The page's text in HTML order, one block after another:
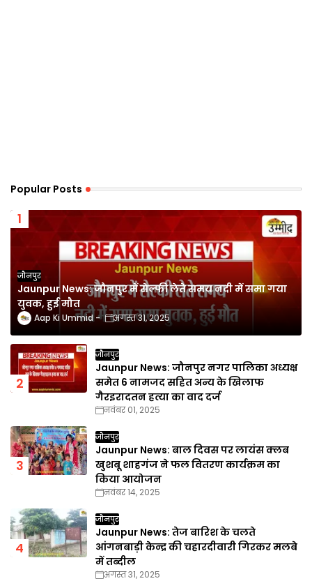
Popular Posts
जौनपुर
Jaunpur News: जौनपुर में सेल्फी लेते समय नदी में समा गया
युवक, हुई मौत
Aap Ki Ummid अगस्त 31, 2025
जौनपुर
Jaunpur News: जौनपुर नगर पालिका अध्यक्ष
समेत 6 नामजद सहित अन्य के खिलाफ
गैरइरादतन हत्या का वाद दर्ज
नवंबर 01, 2025
जौनपुर
Jaunpur News: बाल दिवस पर लायंस क्लब
खुशबू शाहगंज ने फल वितरण कार्यक्रम का
किया आयोजन
नवंबर 14, 2025
जौनपुर
Jaunpur News: तेज बारिश के चलते
आंगनबाड़ी केन्द्र की चहारदीवारी गिरकर मलबे
में तब्दील
अगस्त 31, 2025